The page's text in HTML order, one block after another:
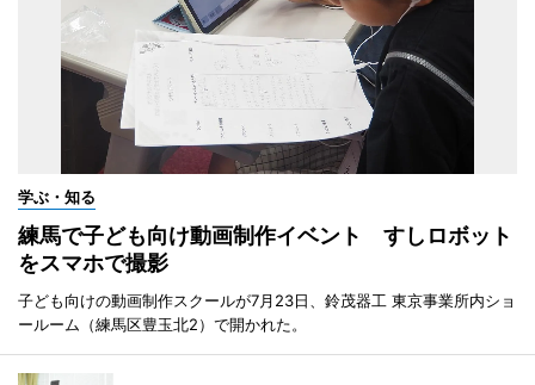
学ぶ・知る
練馬で子ども向け動画制作イベント すしロボット
をスマホで撮影
子ども向けの動画制作スクールが7月23日、鈴茂器工 東京事業所内ショ
ールーム（練馬区豊玉北2）で開かれた。